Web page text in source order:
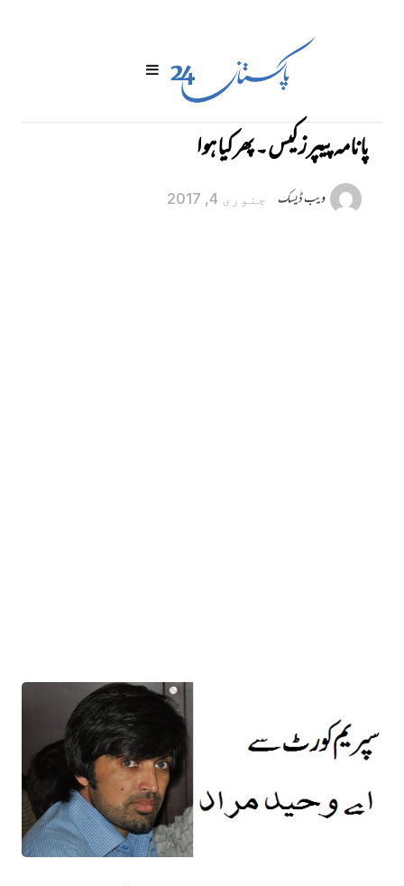
پانامہ پیپرز کیس ۔ پھر کیا ہوا
ویب ڈیسک جنوری 4, 2017